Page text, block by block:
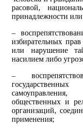
расовой,
принадлежности
–
избирательных
или нарушение
насилием либо
–
общественных и
организаций,
применения;